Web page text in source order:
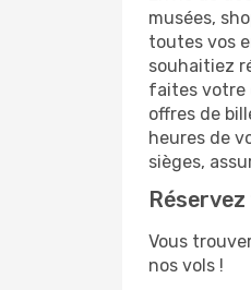
musées,
toutes vos
souhaitiez
faites votre
offres de
heures de
sièges,
Vous
nos vols !